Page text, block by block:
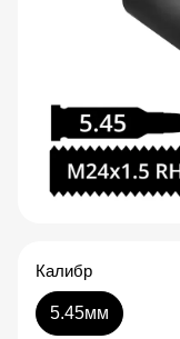
Калибр
5.45мм